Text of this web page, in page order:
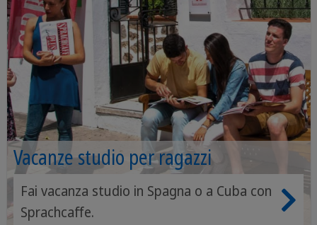
Vacanze studio per ragazzi
Fai vacanza studio in Spagna o a Cuba con
Sprachcaffe.